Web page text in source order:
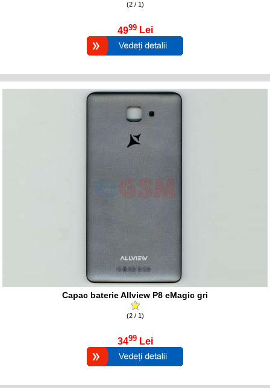
(2 / 1)
4999 Lei
Capac baterie Allview P8 eMagic gri
(2 / 1)
3499 Lei